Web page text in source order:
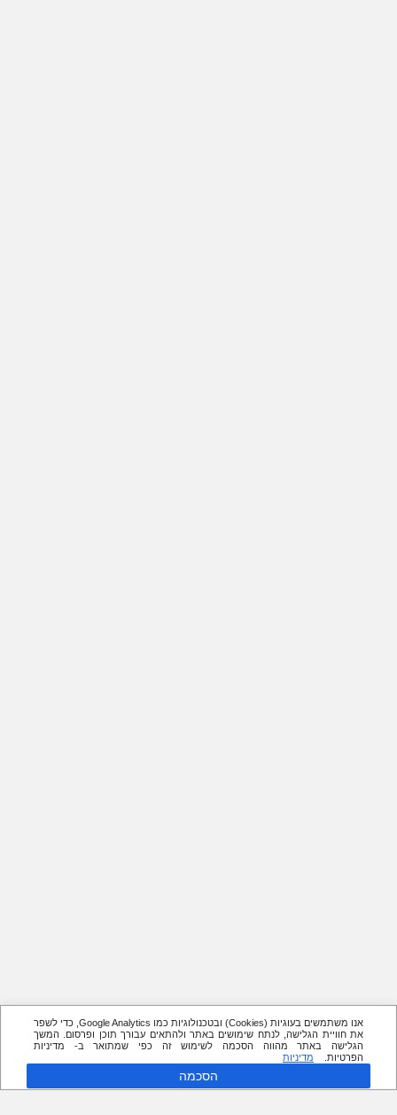
אנו משתמשים בעוגיות (Cookies) ובטכנולוגיות כמו Google Analytics, כדי לשפר
את חוויית הגלישה, לנתח שימושים באתר ולהתאים עבורך תוכן ופרסום. המשך
הגלישה באתר מהווה הסכמה לשימוש זה כפי שמתואר ב- מדיניות
הפרטיות.
מדיניות
הסכמה